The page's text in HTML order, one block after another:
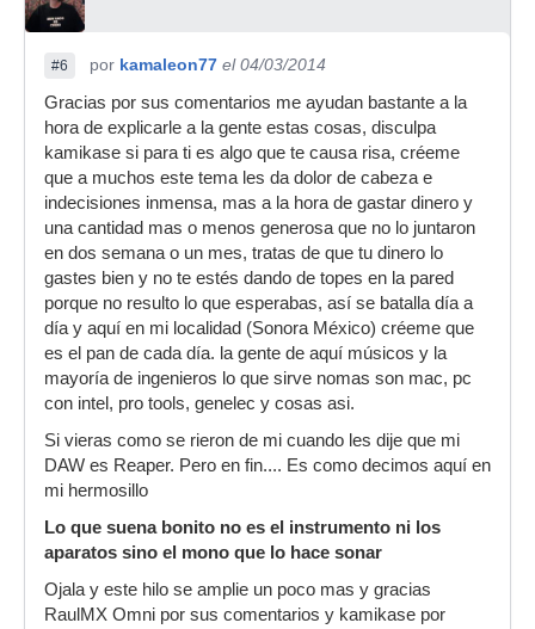
#6 por kamaleon77 el 04/03/2014
Gracias por sus comentarios me ayudan bastante a la
hora de explicarle a la gente estas cosas, disculpa
kamikase si para ti es algo que te causa risa, créeme
que a muchos este tema les da dolor de cabeza e
indecisiones inmensa, mas a la hora de gastar dinero y
una cantidad mas o menos generosa que no lo juntaron
en dos semana o un mes, tratas de que tu dinero lo
gastes bien y no te estés dando de topes en la pared
porque no resulto lo que esperabas, así se batalla día a
día y aquí en mi localidad (Sonora México) créeme que
es el pan de cada día. la gente de aquí músicos y la
mayoría de ingenieros lo que sirve nomas son mac, pc
con intel, pro tools, genelec y cosas asi.
Si vieras como se rieron de mi cuando les dije que mi
DAW es Reaper. Pero en fin.... Es como decimos aquí en
mi hermosillo
Lo que suena bonito no es el instrumento ni los
aparatos sino el mono que lo hace sonar
Ojala y este hilo se amplie un poco mas y gracias
RaulMX Omni por sus comentarios y kamikase por